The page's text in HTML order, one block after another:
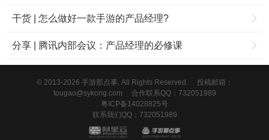
干货 | 怎么做好一款手游的产品经理?
分享 | 腾讯内部会议：产品经理的必修课
© 2013-2026 手游那点事, All Rights Reserved.
投稿邮箱：
tougao@sykong.com 合作联系QQ：732051989
粤ICP备14028825号
联系我们QQ：732051989